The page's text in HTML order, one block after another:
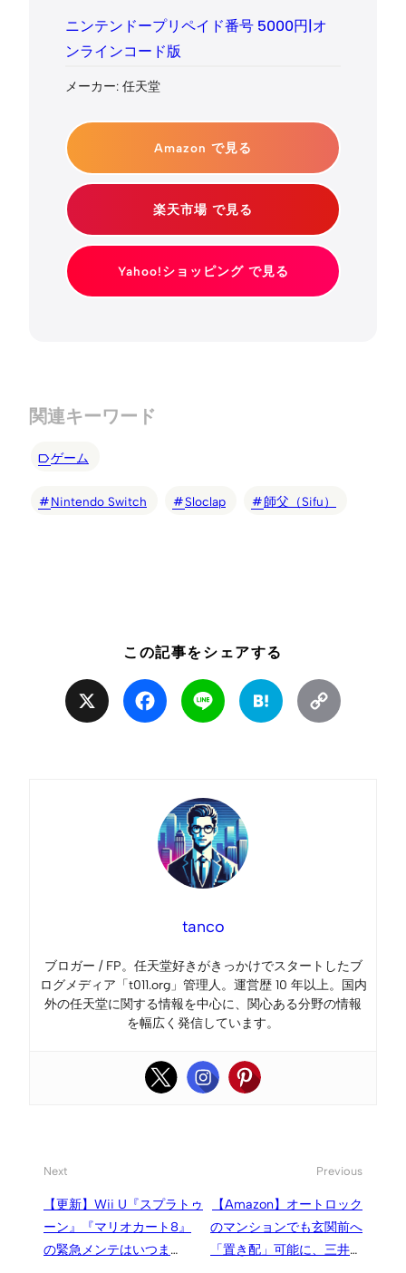
ニンテンドープリペイド番号 5000円|オ
ンラインコード版
メーカー: 任天堂
Amazon で見る
楽天市場 で見る
Yahoo!ショッピング で見る
関連キーワード
ゲーム
Nintendo Switch Sloclap 師父（Sifu）
この記事をシェアする
Facebook Line Hatena
tanco
ブロガー / FP。任天堂好きがきっかけでスタートしたブ
ログメディア「t011.org」管理人。運営歴 10 年以上。国内
外の任天堂に関する情報を中心に、関心ある分野の情報
を幅広く発信しています。
Next
【更新】Wii U『スプラトゥ
ーン』『マリオカート8』
の緊急メンテはいつま
Previous
【Amazon】オートロック
のマンションでも玄関前へ
「置き配」可能に、三井不